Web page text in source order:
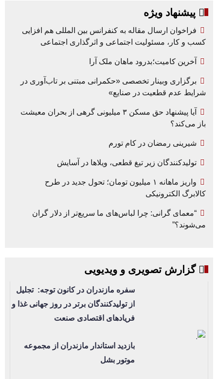
پیشنهاد ویژه
فراخوان ارسال مقاله به کنفرانس بین المللی هم افزایی
کسب و کار، مسئولیت اجتماعی و اثرگذاری اجتماعی
آخرین کامیت؛بدرود ماهان ملک آرا
برگزاری وبینار تخصصی «حکمرانی مبتنی بر تاب‌آوری در
شرایط عدم قطعیت در صنایع»
آیا پیشنهاد حق مسکن ۳ میلیونی گرهی از بحران معیشت
باز می‌کند؟
شیرینی رمضان در کام تورم
تولیدکنندگان زیر تیغ قطعی، ویلاها در آسایش
واریز ماهانه ۱ میلیون تومان؛ تحول جدید در طرح
کالابرگ الکترونیکی
“معمای گرانی: چرا لباس‌های ما سریع‌تر از دلار گران
می‌شوند؟”
گزارش تصویری و ویدیویی
سفره مازندران در کانون توجه: تجلیل
از تولیدکنندگان برتر در روز جهانی غذا و
فریادهای اقتصادی صنعت
بازدید استاندار مازندران از مجموعه
موتور بشل